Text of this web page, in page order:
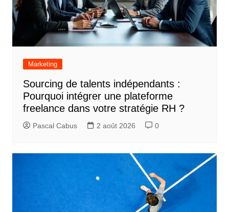
Marketing
Sourcing de talents indépendants :
Pourquoi intégrer une plateforme
freelance dans votre stratégie RH ?
Pascal Cabus 2 août 2026 0